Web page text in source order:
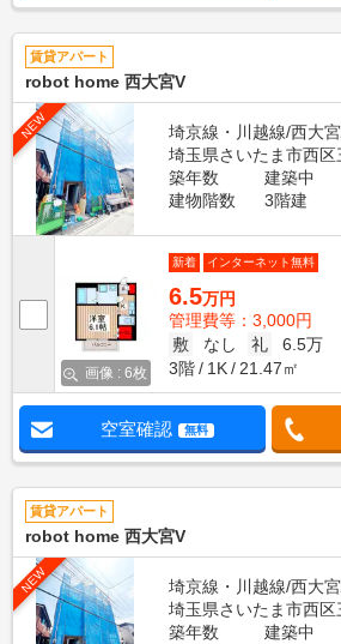
賃貸アパート
robot home 西大宮V
NEW
埼京線・川越線/西大
埼玉県さいたま市西区
築年数
建築中
建物階数
3階建
画像 : 6枚
新着 インターネット無料
6.5万円
管理費等：3,000円
敷
なし 礼
6.5万
3階
1K 21.47㎡
空室確認 無料
賃貸アパート
robot home 西大宮V
NEW
埼京線・川越線/西大
埼玉県さいたま市西区
築年数
建築中